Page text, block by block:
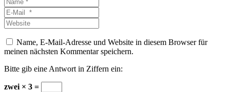
*E-
Mail
*
Website
Name, E-Mail-Adresse und Website in diesem Browser für
meinen nächsten Kommentar speichern.
Bitte gib eine Antwort in Ziffern ein:
zwei × 3 =